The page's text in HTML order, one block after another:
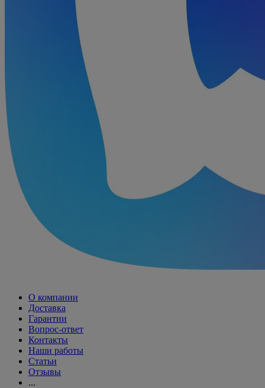
О компании
Доставка
Гарантии
Вопрос-ответ
Контакты
Наши работы
Статьи
Отзывы
...